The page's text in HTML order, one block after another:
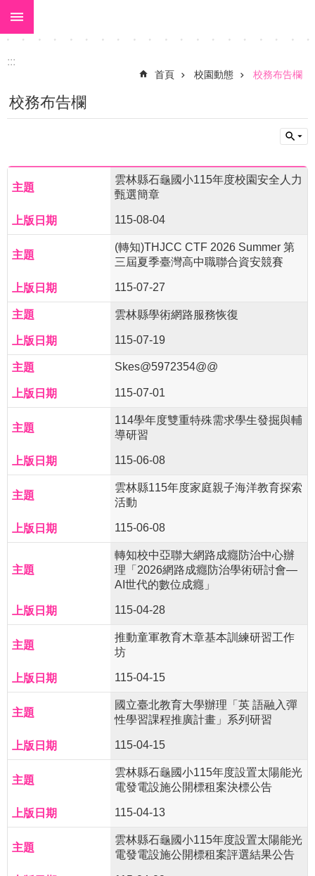
跳到主要內容區塊
:::
首頁 校園動態 校務布告欄
校務布告欄
雲林縣石龜國小115年度校園安全人力
甄選簡章
115-08-04
(轉知)THJCC CTF 2026 Summer 第
三屆夏季臺灣高中職聯合資安競賽
115-07-27
雲林縣學術網路服務恢復
115-07-19
Skes@5972354@@
115-07-01
114學年度雙重特殊需求學生發掘與輔
導研習
115-06-08
雲林縣115年度家庭親子海洋教育探索
活動
115-06-08
轉知校中亞聯大網路成癮防治中心辦
理「2026網路成癮防治學術研討會—
AI世代的數位成癮」
115-04-28
推動童軍教育木章基本訓練研習工作
坊
115-04-15
國立臺北教育大學辦理「英 語融入彈
性學習課程推廣計畫」系列研習
115-04-15
雲林縣石龜國小115年度設置太陽能光
電發電設施公開標租案決標公告
115-04-13
雲林縣石龜國小115年度設置太陽能光
電發電設施公開標租案評選結果公告